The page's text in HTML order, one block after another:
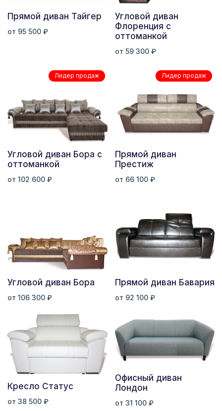
Прямой диван Тайгер
от 95 500 ₽
Угловой диван
Флоренция с
оттоманкой
от 59 300 ₽
Лидер продаж
Угловой диван Бора с
оттоманкой
от 102 600 ₽
Лидер продаж
Прямой диван
Престиж
от 66 100 ₽
Угловой диван Бора
от 106 300 ₽
Прямой диван Бавария
от 92 100 ₽
Кресло Статус
от 38 500 ₽
Офисный диван
Лондон
от 31 100 ₽